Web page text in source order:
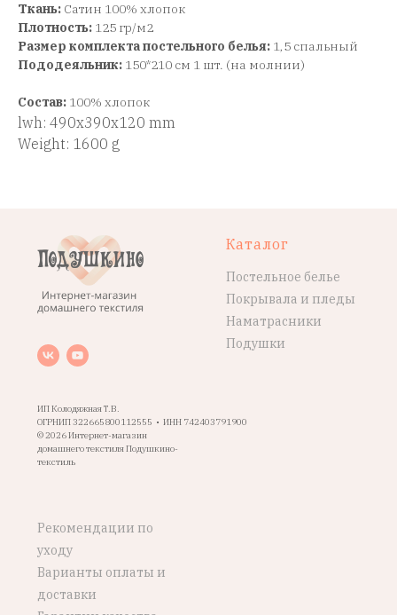
Ткань: Сатин 100% хлопок
Плотность: 125 гр/м2
Размер комплекта постельного белья: 1,5 спальный
Пододеяльник: 150*210 см 1 шт. (на молнии)
Состав: 100% хлопок
lwh: 490x390x120 mm
Weight: 1600 g
ИП Колодяжная Т.В.
ОГРНИП 322665800112555 • ИНН 742403791900
© 2026 Интернет-магазин
домашнего текстиля Подушкино-
текстиль
Каталог
Постельное белье
Покрывала и пледы
Наматрасники
Подушки
Рекомендации по
уходу
Варианты оплаты и
доставки